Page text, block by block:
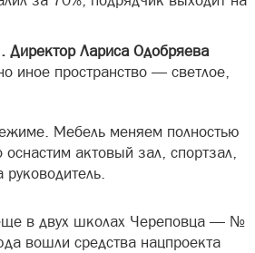
. Директор Лариса Одобряева
иное пространство — светлое,
Мебель меняем полностью
актовый зал, спортзал,
в двух школах Череповца — №
вошли средства нацпроекта